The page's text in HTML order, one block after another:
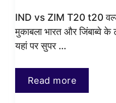
IND vs ZIM T20 t20
मुकाबला भारत और जिंबाब्वे
यहां पर सुपर …
Read more